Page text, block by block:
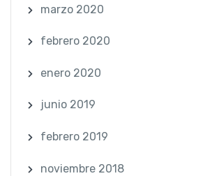
marzo 2020
febrero 2020
enero 2020
junio 2019
febrero 2019
noviembre 2018